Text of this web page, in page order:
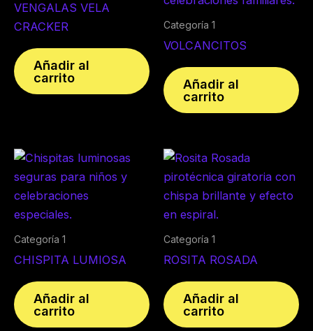
VENGALAS VELA
CRACKER
Añadir al
carrito
Categoría 1
VOLCANCITOS
Añadir al
carrito
Categoría 1
CHISPITA LUMIOSA
Añadir al
carrito
Categoría 1
ROSITA ROSADA
Añadir al
carrito